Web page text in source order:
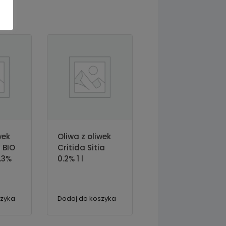
Oliwa z oliwek
Critida Sitia
0.2% 1 l
Dodaj do koszyka